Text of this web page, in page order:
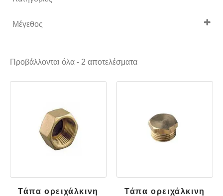
Μέγεθος
1/2''
Προβάλλονται όλα - 2 αποτελέσματα
Τάπα ορειχάλκινη
Τάπα ορειχάλκινη